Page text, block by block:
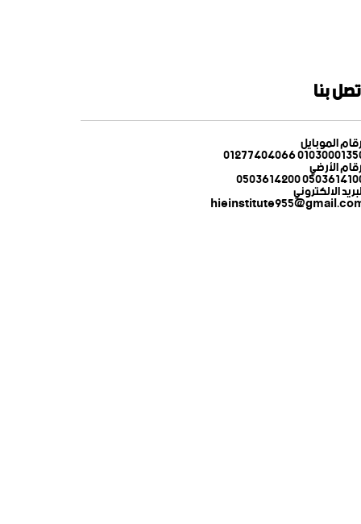
بنا
الموبايل
01030001350
الأرضي
0503614100
الالكتروني